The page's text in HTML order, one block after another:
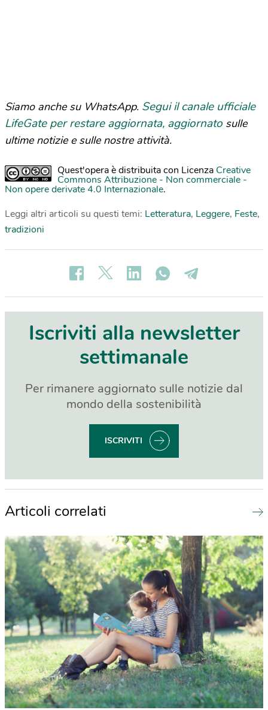
Siamo anche su WhatsApp. Segui il canale ufficiale
LifeGate per restare aggiornata, aggiornato sulle
ultime notizie e sulle nostre attività.
Quest'opera è distribuita con Licenza Creative
Commons Attribuzione - Non commerciale -
Non opere derivate 4.0 Internazionale.
Leggi altri articoli su questi temi: Letteratura, Leggere, Feste,
tradizioni
Iscriviti alla newsletter
settimanale
Per rimanere aggiornato sulle notizie dal
mondo della sostenibilità
ISCRIVITI
Articoli correlati